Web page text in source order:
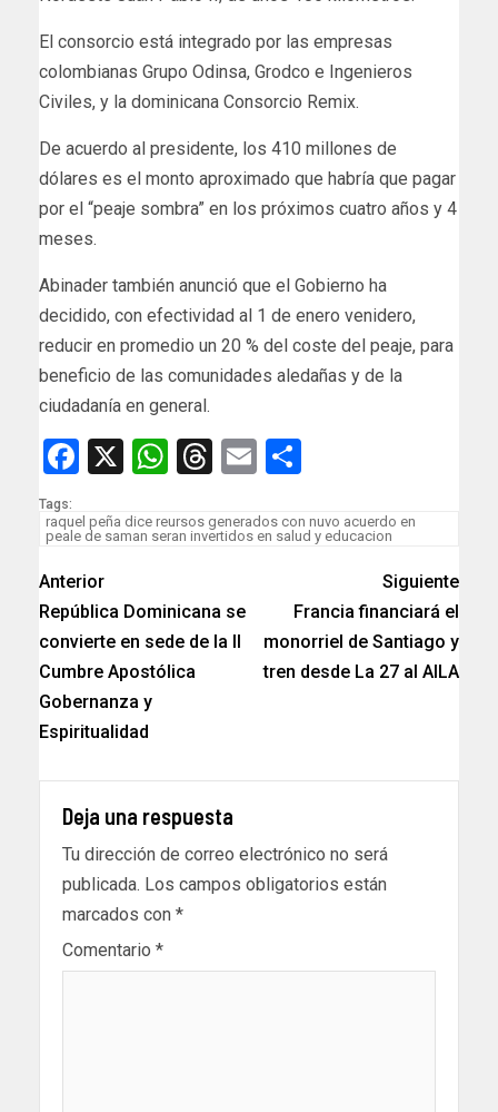
El consorcio está integrado por las empresas
colombianas Grupo Odinsa, Grodco e Ingenieros
Civiles, y la dominicana Consorcio Remix.
De acuerdo al presidente, los 410 millones de
dólares es el monto aproximado que habría que pagar
por el “peaje sombra” en los próximos cuatro años y 4
meses.
Abinader también anunció que el Gobierno ha
decidido, con efectividad al 1 de enero venidero,
reducir en promedio un 20 % del coste del peaje, para
beneficio de las comunidades aledañas y de la
ciudadanía en general.
Facebook
X WhatsApp
Threads
Email
Tags:
raquel peña dice reursos generados con nuvo acuerdo en
peale de saman seran invertidos en salud y educacion
Anterior
República Dominicana se
convierte en sede de la ll
Cumbre Apostólica
Gobernanza y
Espiritualidad
Siguiente
Francia financiará el
monorriel de Santiago y
tren desde La 27 al AILA
Deja una respuesta
Tu dirección de correo electrónico no será
publicada. Los campos obligatorios están
marcados con *
Comentario *